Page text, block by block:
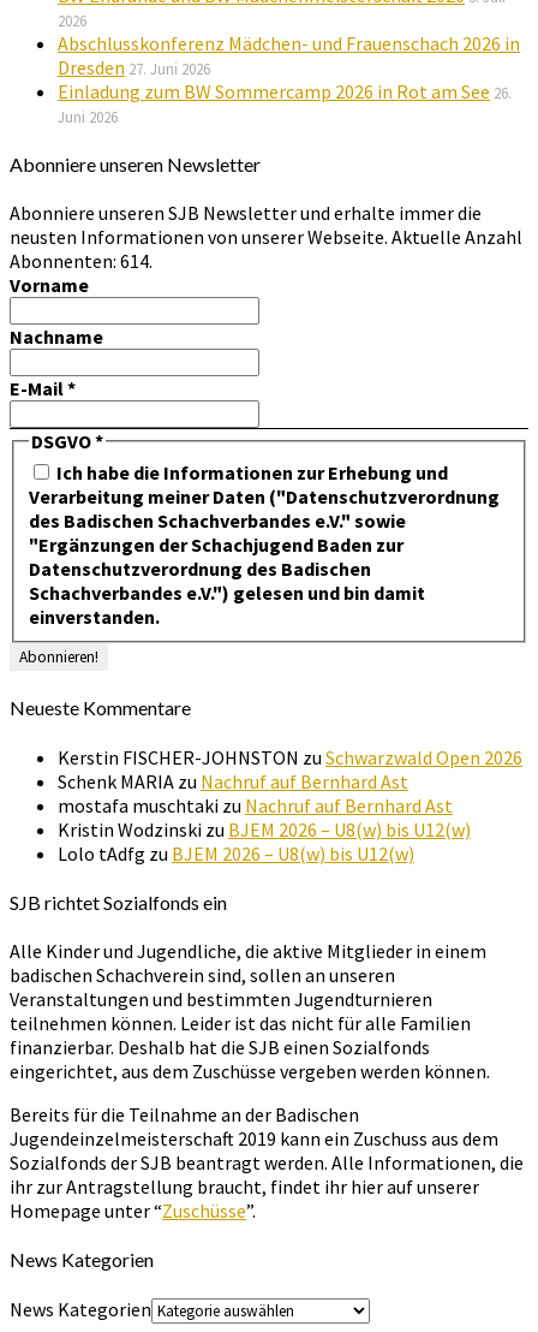
2026
Abschlusskonferenz Mädchen- und Frauenschach 2026 in
Dresden 27. Juni 2026
Einladung zum BW Sommercamp 2026 in Rot am See 26.
Juni 2026
Abonniere unseren Newsletter
Abonniere unseren SJB Newsletter und erhalte immer die
neusten Informationen von unserer Webseite. Aktuelle Anzahl
Abonnenten: 614.
Vorname
Nachname
E-Mail*
DSGVO*
Ich habe die Informationen zur Erhebung und
Verarbeitung meiner Daten ("Datenschutzverordnung
des Badischen Schachverbandes e.V." sowie
"Ergänzungen der Schachjugend Baden zur
Datenschutzverordnung des Badischen
Schachverbandes e.V.") gelesen und bin damit
einverstanden.
Neueste Kommentare
Kerstin FISCHER-JOHNSTON zu Schwarzwald Open 2026
Schenk MARIA zu Nachruf auf Bernhard Ast
mostafa muschtaki zu Nachruf auf Bernhard Ast
Kristin Wodzinski zu BJEM 2026 – U8(w) bis U12(w)
Lolo tAdfg zu BJEM 2026 – U8(w) bis U12(w)
SJB richtet Sozialfonds ein
Alle Kinder und Jugendliche, die aktive Mitglieder in einem
badischen Schachverein sind, sollen an unseren
Veranstaltungen und bestimmten Jugendturnieren
teilnehmen können. Leider ist das nicht für alle Familien
finanzierbar. Deshalb hat die SJB einen Sozialfonds
eingerichtet, aus dem Zuschüsse vergeben werden können.
Bereits für die Teilnahme an der Badischen
Jugendeinzelmeisterschaft 2019 kann ein Zuschuss aus dem
Sozialfonds der SJB beantragt werden. Alle Informationen, die
ihr zur Antragstellung braucht, findet ihr hier auf unserer
Homepage unter “Zuschüsse”.
News Kategorien
News Kategorien